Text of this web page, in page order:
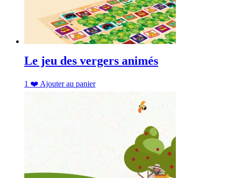
Le jeu des vergers animés
1 ❤️ Ajouter au panier